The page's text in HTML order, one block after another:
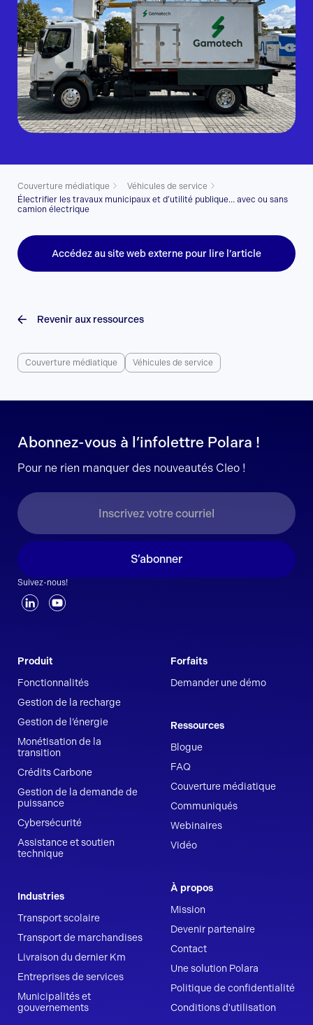
Couverture médiatique
Véhicules de service
Électrifier les travaux municipaux et d’utilité publique… avec ou sans
camion électrique
Accédez au site web externe pour lire l’article
Revenir aux ressources
Couverture médiatique Véhicules de service
Suivez-nous!
Abonnez-vous à l’infolettre Polara !
Pour ne rien manquer des nouveautés Cleo !
S’abonner
Produit
Fonctionnalités
Gestion de la recharge
Gestion de l’énergie
Monétisation de la
transition
Crédits Carbone
Gestion de la demande de
puissance
Cybersécurité
Assistance et soutien
technique
Industries
Transport scolaire
Transport de marchandises
Livraison du dernier Km
Entreprises de services
Municipalités et
gouvernements
Forfaits
Demander une démo
Ressources
Blogue
FAQ
Couverture médiatique
Communiqués
Webinaires
Vidéo
À propos
Mission
Devenir partenaire
Contact
Une solution Polara
Politique de confidentialité
Conditions d'utilisation